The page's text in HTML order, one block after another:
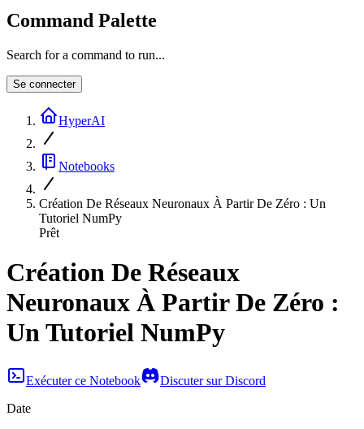
Command Palette
Search for a command to run...
Se connecter
HyperAI
Notebooks
Création De Réseaux Neuronaux À Partir De Zéro : Un
Tutoriel NumPy
Prêt
Création De Réseaux
Neuronaux À Partir De Zéro :
Un Tutoriel NumPy
Exécuter ce Notebook
Discuter sur Discord
Date